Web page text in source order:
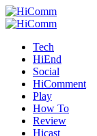
Tech
HiEnd
Social
HiComment
Play
How To
Review
Hicast